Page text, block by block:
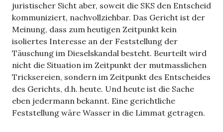
juristischer Sicht aber, soweit die SKS den Entscheid
kommuniziert, nachvollziehbar. Das Gericht ist der
Meinung, dass zum heutigen Zeitpunkt kein
isoliertes Interesse an der Feststellung der
Täuschung im Dieselskandal besteht. Beurteilt wird
nicht die Situation im Zeitpunkt der mutmasslichen
Tricksereien, sondern im Zeitpunkt des Entscheides
des Gerichts, d.h. heute. Und heute ist die Sache
eben jedermann bekannt. Eine gerichtliche
Feststellung wäre Wasser in die Limmat getragen.